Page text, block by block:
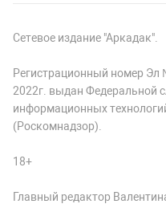
Сетевое издание "Аркадак".
Регистрационный номер Эл
2022г. выдан Федеральной
информационных
(Роскомнадзор).
18+
Главный редактор